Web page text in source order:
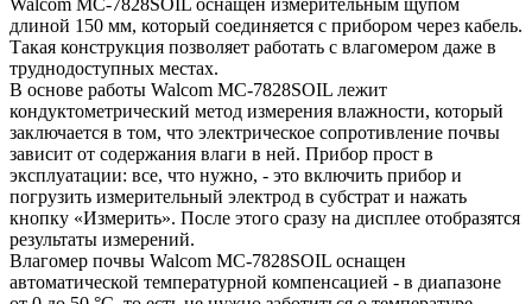
длиной 150 мм, который соединяется с прибором через кабель.
Такая конструкция позволяет работать с влагомером даже в
труднодоступных местах.
В основе работы Walcom MC-7828SOIL лежит
кондуктометрический метод измерения влажности, который
заключается в том, что электрическое сопротивление почвы
зависит от содержания влаги в ней. Прибор прост в
эксплуатации: все, что нужно, - это включить прибор и
погрузить измерительный электрод в субстрат и нажать
кнопку «Измерить». После этого сразу на дисплее отобразятся
результаты измерений.
Влагомер почвы Walcom MC-7828SOIL оснащен
автоматической температурной компенсацией - в диапазоне